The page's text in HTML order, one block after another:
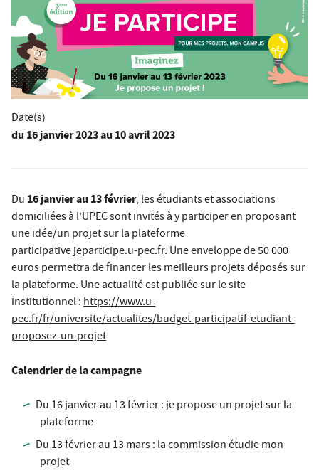
Date(s)
du 16 janvier 2023au 10 avril 2023
Du 16 janvier au 13 février, les étudiants et associations
domiciliées à l’UPEC sont invités à y participer en proposant
une idée/un projet sur la plateforme
participativejeparticipe.u-pec.fr. Une enveloppe de 50 000
euros permettra de financer les meilleurs projets déposés sur
la plateforme. Une actualité est publiée sur le site
institutionnel :https://www.u-
pec.fr/fr/universite/actualites/budget-participatif-etudiant-
proposez-un-projet
Calendrier de la campagne
Du 16 janvier au 13 février : je propose un projet sur la
plateforme
Du 13 février au 13 mars : la commission étudie mon
projet